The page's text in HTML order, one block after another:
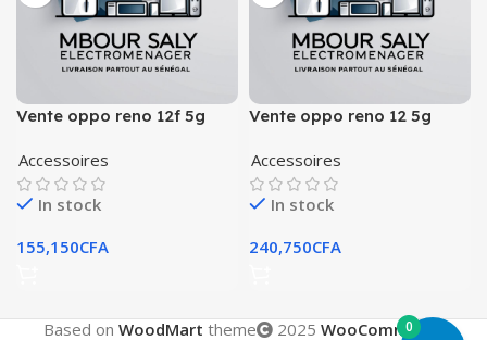
Vente oppo reno 12f 5g
Accessoires
In stock
155,150CFA
Vente oppo reno 12 5g
Accessoires
In stock
240,750CFA
Based on WoodMart theme 2025 WooCommerce
0